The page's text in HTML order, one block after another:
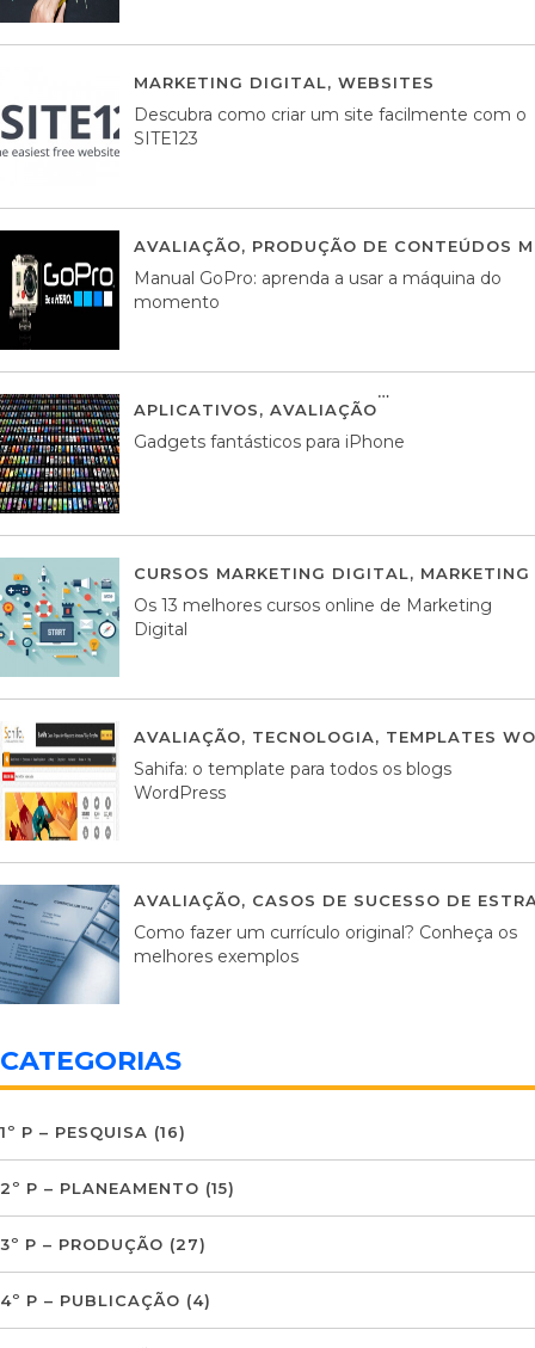
MARKETING DIGITAL, WEBSITES
Descubra como criar um site facilmente com o
SITE123
AVALIAÇÃO, PRODUÇÃO DE CONTEÚDOS
Manual GoPro: aprenda a usar a máquina do
momento
APLICATIVOS, AVALIAÇÃO
Gadgets fantásticos para iPhone
CURSOS MARKETING DIGITAL,
Os 13 melhores cursos online de Marketing
Digital
AVALIAÇÃO, TECNOLOGIA, TEMPLATES
Sahifa: o template para todos os blogs
WordPress
AVALIAÇÃO, CASOS DE SUCESSO DE
Como fazer um currículo original? Conheça os
melhores exemplos
CATEGORIAS
1º P – PESQUISA (16)
2º P – PLANEAMENTO (15)
3º P – PRODUÇÃO (27)
4º P – PUBLICAÇÃO (4)